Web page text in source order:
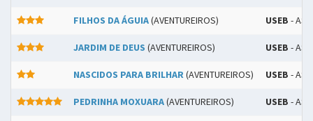
FILHOS DA ÁGUIA(AVENTUREIROS) USEB -
JARDIM DE DEUS (AVENTUREIROS) USEB -
NASCIDOS PARA BRILHAR(AVENTUREIROS) USEB -
PEDRINHA MOXUARA(AVENTUREIROS) USEB -